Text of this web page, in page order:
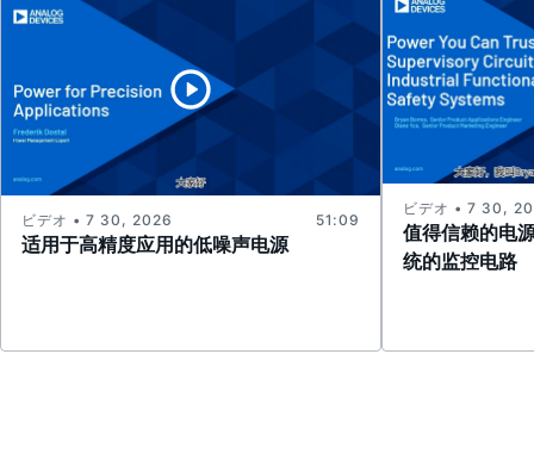
适用于高精度应用的低噪声电源
ビデオ • 7 30, 2026 51:09
值得信赖的电
统的监控电路
ビデオ • 7 30,